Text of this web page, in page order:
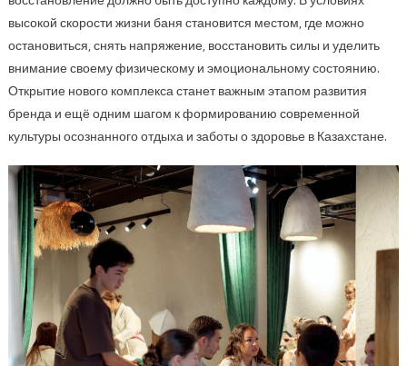
высокой скорости жизни баня становится местом, где можно
остановиться, снять напряжение, восстановить силы и уделить
внимание своему физическому и эмоциональному состоянию.
Открытие нового комплекса станет важным этапом развития
бренда и ещё одним шагом к формированию современной
культуры осознанного отдыха и заботы о здоровье в Казахстане.